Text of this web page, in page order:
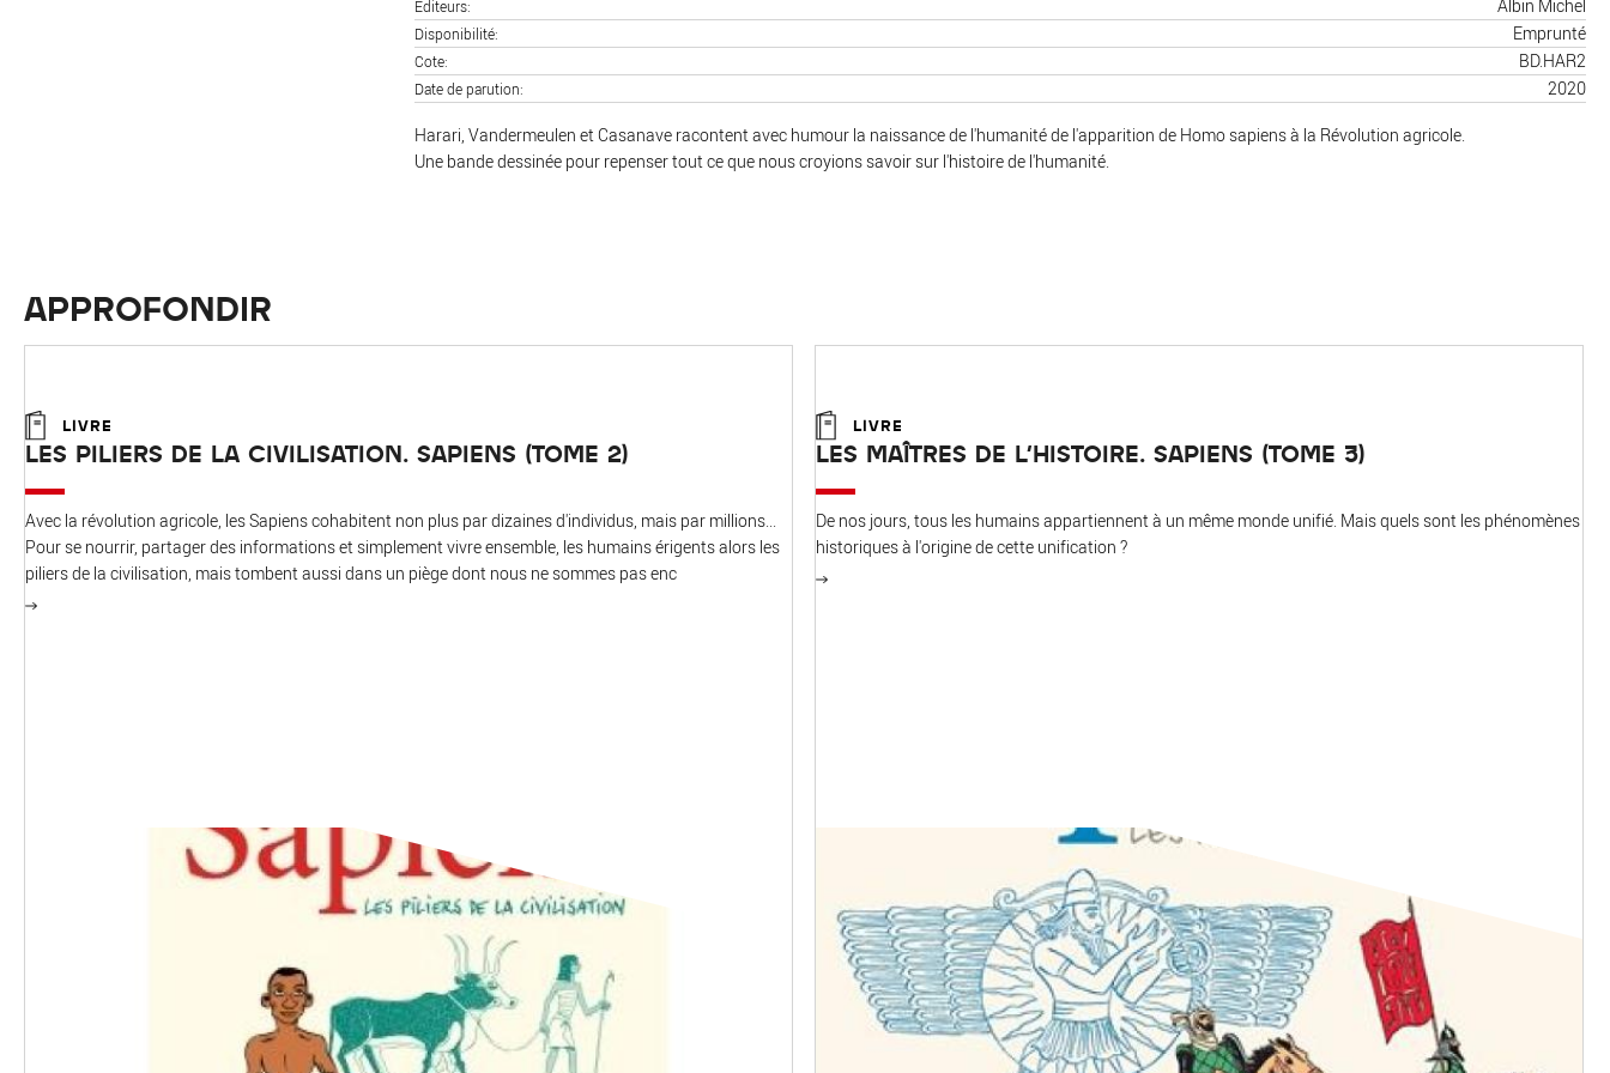
Editeurs Albin Michel
Disponibilité Emprunté
Cote BD.HAR2
Date de parution 2020
Harari, Vandermeulen et Casanave racontent avec humour la naissance de l'humanité de l'apparition de Homo sapiens à la Révolution agricole.
Une bande dessinée pour repenser tout ce que nous croyions savoir sur l'histoire de l'humanité.
APPROFONDIR
LIVRE
LES PILIERS DE LA CIVILISATION. SAPIENS (TOME 2)
Avec la révolution agricole, les Sapiens cohabitent non plus par dizaines d'individus, mais par millions...
Pour se nourrir, partager des informations et simplement vivre ensemble, les humains érigents alors les
piliers de la civilisation, mais tombent aussi dans un piège dont nous ne sommes pas enc
LIVRE
LES MAÎTRES DE L'HISTOIRE. SAPIENS (TOME 3)
De nos jours, tous les humains appartiennent à un même monde unifié. Mais quels sont les phénomènes
historiques à l'origine de cette unification ?